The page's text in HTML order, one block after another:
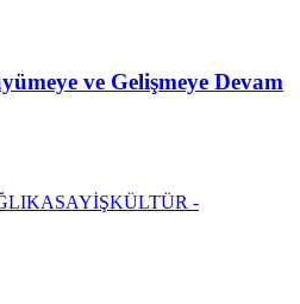
ve Gelişmeye Devam
ASAYİŞKÜLTÜR -